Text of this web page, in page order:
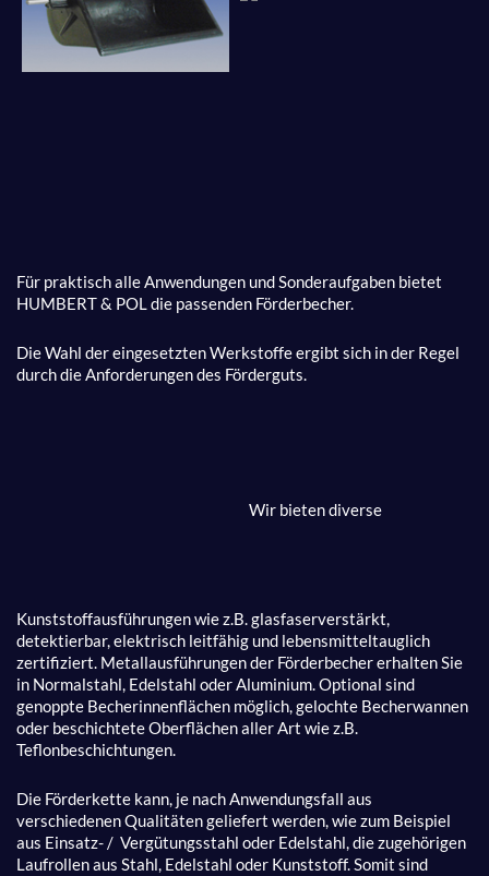
Für praktisch alle Anwendungen und Sonderaufgaben bietet
HUMBERT & POL die passenden Förderbecher.
Die Wahl der eingesetzten Werkstoffe ergibt sich in der Regel
durch die Anforderungen des Förderguts.
Wir bieten diverse
Kunststoffausführungen wie z.B. glasfaserverstärkt,
detektierbar, elektrisch leitfähig und lebensmitteltauglich
zertifiziert. Metallausführungen der Förderbecher erhalten Sie
in Normalstahl, Edelstahl oder Aluminium. Optional sind
genoppte Becherinnenflächen möglich, gelochte Becherwannen
oder beschichtete Oberflächen aller Art wie z.B.
Teflonbeschichtungen.
Die Förderkette kann, je nach Anwendungsfall aus
verschiedenen Qualitäten geliefert werden, wie zum Beispiel
aus Einsatz- / Vergütungsstahl oder Edelstahl, die zugehörigen
Laufrollen aus Stahl, Edelstahl oder Kunststoff. Somit sind